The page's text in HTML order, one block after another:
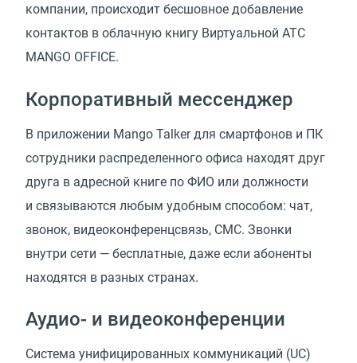
компании, происходит бесшовное добавление
контактов в облачную книгу Виртуальной АТС
MANGO OFFICE.
Корпоративный мессенджер
В приложении Mango Talker для смартфонов и ПК
сотрудники распределенного офиса находят друг
друга в адресной книге по ФИО или должности
и связываются любым удобным способом: чат,
звонок, видеоконференцсвязь, СМС. Звонки
внутри сети — бесплатные, даже если абоненты
находятся в разных странах.
Аудио- и видеоконференции
Система унифицированных коммуникаций (UC)